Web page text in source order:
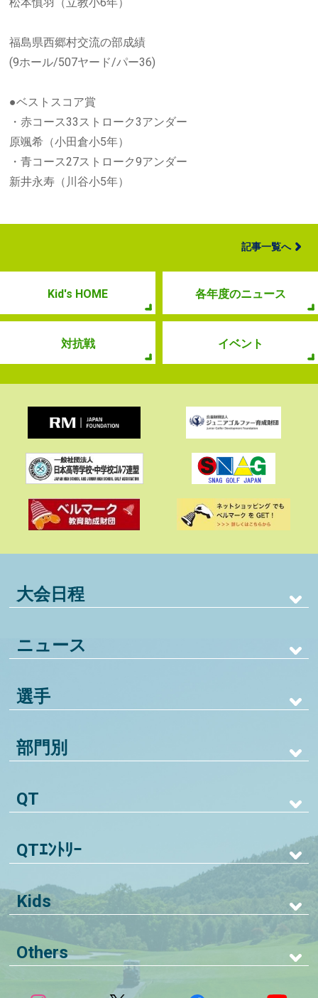
福島県西郷村交流の部成績
(9ホール/507ヤード/パー36)
●ベストスコア賞
・赤コース33ストローク3アンダー
原颯希（小田倉小5年）
・青コース27ストローク9アンダー
新井永寿（川谷小5年）
記事一覧へ
Kid's HOME 各年度のニュース
対抗戦 イベント
大会日程
ニュース
選手
部門別
QT
QTｴﾝﾄﾘｰ
Kids
Others